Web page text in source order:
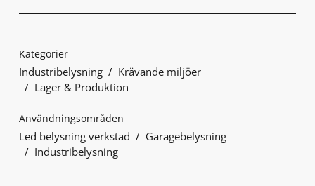
Kategorier
Industribelysning
Krävande miljöer
Lager & Produktion
Användningsområden
Led belysning verkstad
Garagebelysning
Industribelysning